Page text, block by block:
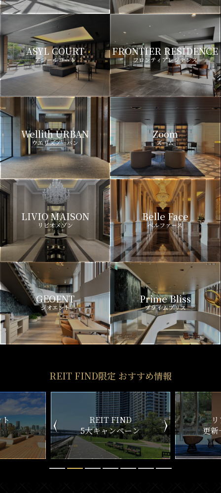
ASYL COURT
アジールコート
FRONTIER RESIDENCE
フロンティアレジデンス
Wellith URBAN
ウエリスアーバン
Zoom
ズーム
LIVIO MAISON
リビオメゾン
Belle Face
ベルファース
GEOENT
ジオエント
Prime Bliss
プライムブリス
REIT FIND限定 おすすめ情報
ン
リアルタイム
更新一覧チェック
新